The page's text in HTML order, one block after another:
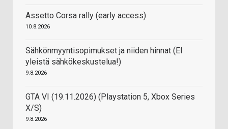
Assetto Corsa rally (early access)
10.8.2026
Sähkönmyyntisopimukset ja niiden hinnat (EI
yleistä sähkökeskustelua!)
9.8.2026
GTA VI (19.11.2026) (Playstation 5, Xbox Series
X/S)
9.8.2026